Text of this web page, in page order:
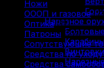
Нарезное
Ножи
ОООП и газовое
Оптика (12)
Патроны (211)
Сопутствующие
Средства по
Средства